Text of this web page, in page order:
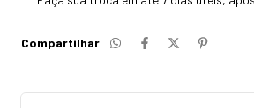
Compartilhar